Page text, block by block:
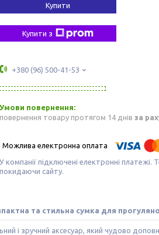
Купити
Купити з
+380 (96) 500-41-53
повернення товару протягом 14 днів за
У компанії підключені електронні
покидаючи сайту.
та стильна сумка для
і зручний аксесуар, який чудово